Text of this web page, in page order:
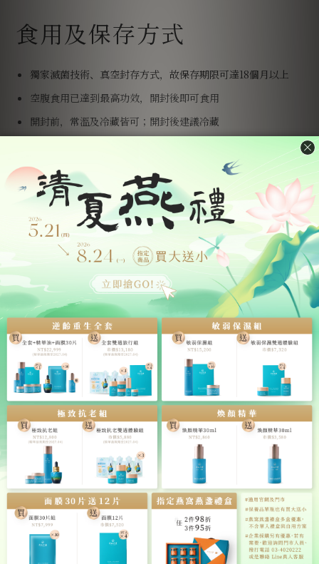
食用及保存方式
獨家滅菌技術、真空封存方式，故保存期限可達18個月以上
空腹食用已達到最高功效，開封後即可食用
開封前，常溫及冷藏皆可；開封後建議冷藏
產地、產品責任險、與成分標示【點擊展開】
燕窩產地：印尼；加工產地：台灣
本商品已向〈泰安產物保險股份有限公司〉投保5000萬產品責
主要成分：燕窩、純水、紅冰糖，每瓶以 2.5g 乾燕盞泡發燉
煮而成
每一份量60毫升，以下為每100毫升營養含量：熱量27.3大
卡、蛋白質0.9公克、脂肪0.9公克、飽和脂肪9公克、反式脂肪
0公克、碳水化合物3.9公克、糖2.5公克、鈉20毫克